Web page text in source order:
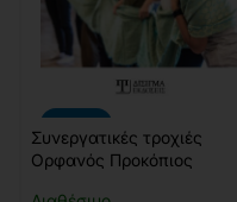
Συνεργατικές τροχιές
Ορφανός Προκόπιος